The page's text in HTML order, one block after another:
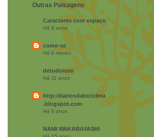
Outras Paisagens
Caracteres com espaço
Há 8 anos
come-se
Há 6 meses
detudoisso
Há 11 anos
http:/diariosdabicicleta
.blogspot.com
Há 6 anos
NAMI WAKABAYASHI